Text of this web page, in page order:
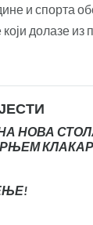
и спорта
долазе из
НОВА